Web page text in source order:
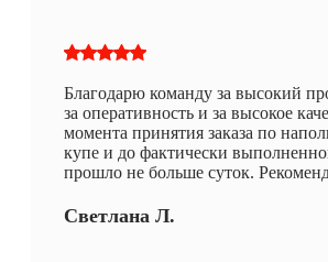
Благодарю команду за высокий
за оперативность и за высокое
момента принятия заказа по
купе и до фактически
прошло не больше суток.
Светлана Л.